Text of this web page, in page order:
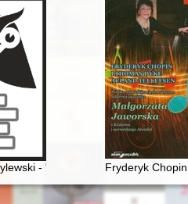
- "opolanin z wyboru" o
Fryderyk